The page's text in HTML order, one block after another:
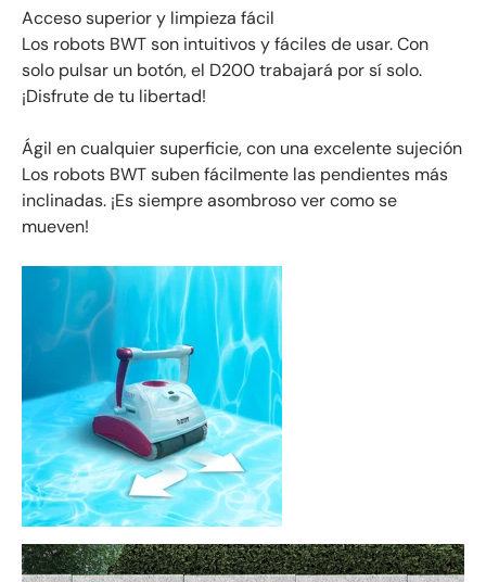
Acceso superior y limpieza fácil
Los robots BWT son intuitivos y fáciles de usar. Con
solo pulsar un botón, el D200 trabajará por sí solo.
¡Disfrute de tu libertad!
Ágil en cualquier superficie, con una excelente sujeción
Los robots BWT suben fácilmente las pendientes más
inclinadas. ¡Es siempre asombroso ver como se
mueven!